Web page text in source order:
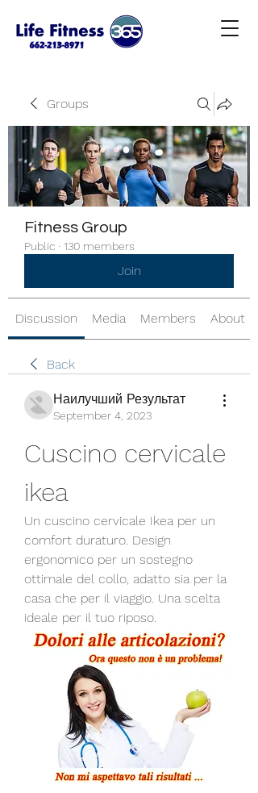
Groups
Fitness Group
Public · 130 members
Join
Discussion Media Members About
Back
Наилучший Результат
September 4, 2023
Cuscino cervicale
ikea
Un cuscino cervicale Ikea per un
comfort duraturo. Design
ergonomico per un sostegno
ottimale del collo, adatto sia per la
casa che per il viaggio. Una scelta
ideale per il tuo riposo.